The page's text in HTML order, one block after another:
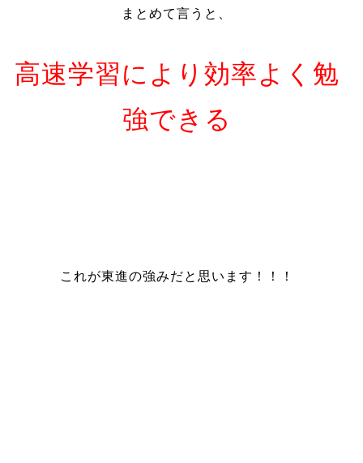
まとめて言うと、
高速学習により効率よく勉
強できる
これが東進の強みだと思います！！！